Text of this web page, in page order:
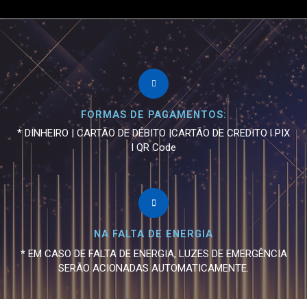
FORMAS DE PAGAMENTOS:
* DINHEIRO | CARTÃO DE DÉBITO |CARTÃO DE CREDITO l PIX
l QR Code
NA FALTA DE ENERGIA
* EM CASO DE FALTA DE ENERGIA, LUZES DE EMERGÊNCIA
SERÃO ACIONADAS AUTOMATICAMENTE.